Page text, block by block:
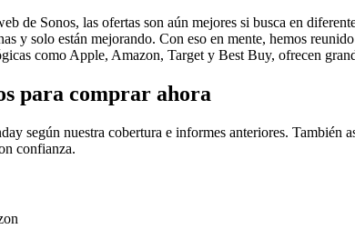
de Sonos, las ofertas son aún mejores si busca en
y solo están mejorando. Con eso en mente, hemos
como Apple, Amazon, Target y Best Buy, ofrecen
para comprar ahora
según nuestra cobertura e informes anteriores. También
confianza.